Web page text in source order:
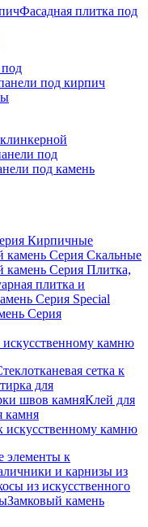
Фасадная плитка под
под кирпич
под
под камень
Кирпичные
камень Серия Скальные
камень Серия Плитка,
плитка и
Серия Special
Серия
камню
сетка к
для
швов камняКлей для
камня
искусственному камню
элементы к
и карнизы из
из искусственного
Замковый камень